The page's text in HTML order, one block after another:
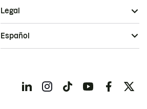
Legal
Español